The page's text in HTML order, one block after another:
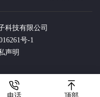
科技有限公司
号-1
声明